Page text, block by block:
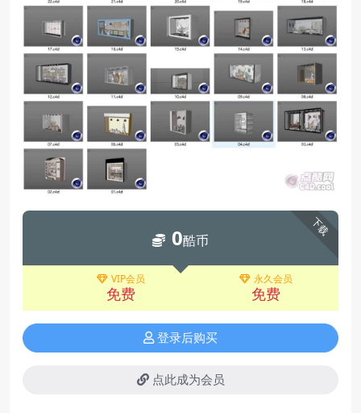
下载
0酷币
VIP会员
免费
永久会员
免费
登录后购买
点此成为会员